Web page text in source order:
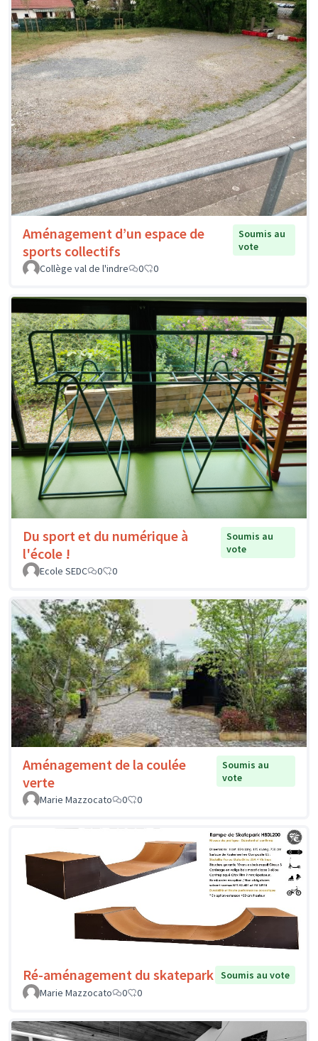
Aménagement d’un espace de
sports collectifs
Soumis au
vote
Collège val de l'indre
0 0
Du sport et du numérique à
l'école !
Soumis au
vote
Ecole SEDC
0 0
Aménagement de la coulée
verte
Soumis au
vote
Marie Mazzocato
0 0
Ré-aménagement du skatepark Soumis au vote
Marie Mazzocato
0 0